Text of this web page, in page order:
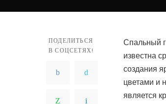
ПОДЕЛИТЬСЯ
В СОЦСЕТЯХ!
Спальный
известна
создания
цветами и
является